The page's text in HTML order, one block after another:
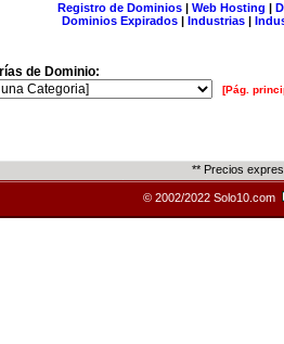
Registro de Dominios| Web Hosting |
Dominios Expirados | Industrias |
de Dominio:
[Pág.
** Precios
© 2002/2022 Solo10.com